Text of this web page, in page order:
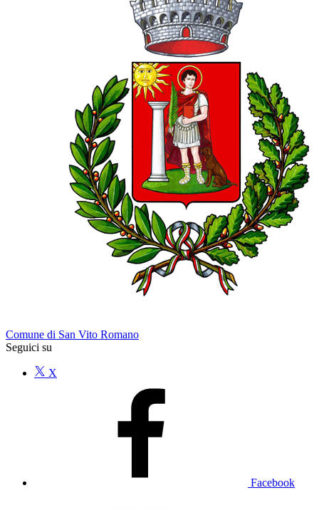
Comune di San Vito Romano
Seguici su
X
Facebook